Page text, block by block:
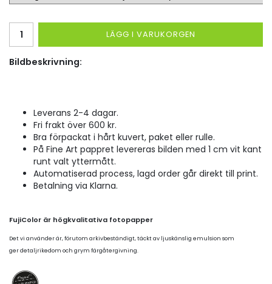
LÄGG I VARUKORGEN
Bildbeskrivning:
Leverans 2-4 dagar.
Fri frakt över 600 kr.
Bra förpackat i hårt kuvert, paket eller rulle.
På Fine Art pappret levereras bilden med 1 cm vit kant
runt valt yttermått.
Automatiserad process, lagd order går direkt till print.
Betalning via Klarna.
FujiColor är högkvalitativa fotopapper
Det vi använder är, förutom arkivbeständigt, täckt av ljuskänslig emulsion som
ger detaljrikedom och grym färgåtergivning.